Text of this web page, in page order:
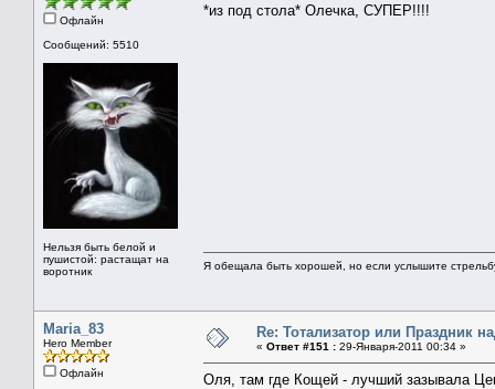
Офлайн
Сообщений: 5510
Нельзя быть белой и
пушистой: растащат на
воротник
*из под стола* Олечка, СУПЕР!!!!
Я обещала быть хорошей, но если услышите
Maria_83
Hero Member
Офлайн
Re: Тотализатор или Праздник
« Ответ #151 : 29-Января-2011 00:34 »
Оля, там где Кощей - лучший зазывала